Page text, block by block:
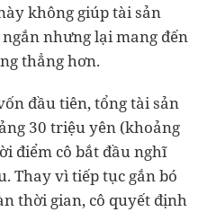
không giúp tài sản
nhưng lại mang đến
thẳng hơn.
đầu tiên, tổng tài sản
30 triệu yên (khoảng
điểm cô bắt đầu nghĩ
Thay vì tiếp tục gắn bó
thời gian, cô quyết định